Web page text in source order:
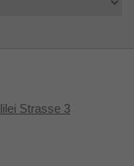
Strasse 3